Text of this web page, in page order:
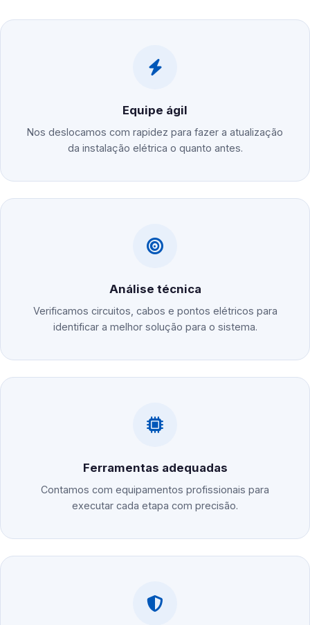
Equipe ágil
Nos deslocamos com rapidez para fazer a atualização
da instalação elétrica o quanto antes.
Análise técnica
Verificamos circuitos, cabos e pontos elétricos para
identificar a melhor solução para o sistema.
Ferramentas adequadas
Contamos com equipamentos profissionais para
executar cada etapa com precisão.